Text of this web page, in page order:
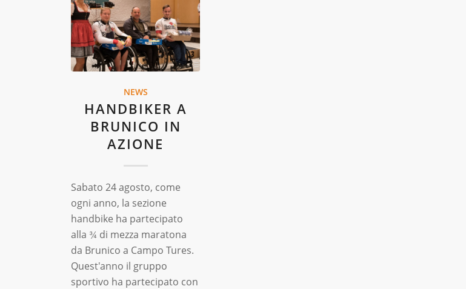
NEWS
HANDBIKER A
BRUNICO IN
AZIONE
Sabato 24 agosto, come
ogni anno, la sezione
handbike ha partecipato
alla ¾ di mezza maratona
da Brunico a Campo Tures.
Quest'anno il gruppo
sportivo ha partecipato con